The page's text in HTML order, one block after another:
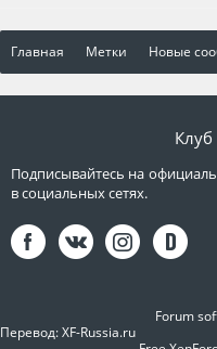
Главная Метки Новые
Клуб
Подписывайтесь на
в социальных сетях.
Forum
Перевод:XF-Russia.ru